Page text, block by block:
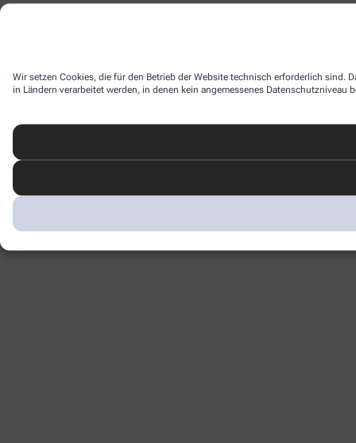
Wir setzen Cookies, die für den Betrieb der Website technisch erforderlich sind.
in Ländern verarbeitet werden, in denen kein angemessenes